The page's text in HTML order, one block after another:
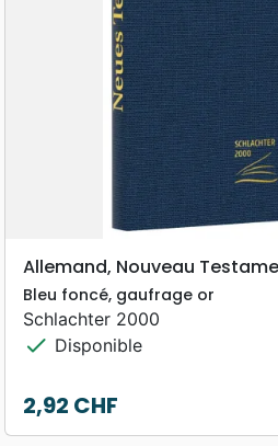
Allemand, Nouveau
Bleu foncé, gaufrage or
Schlachter 2000
check Disponible
Prix
2,92 CHF